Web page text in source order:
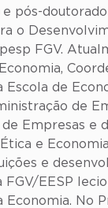
pós-
o
FGV.
de
de
Empresas
e
e
EESP
No